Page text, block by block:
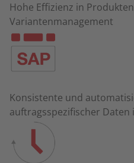
Hohe Effizienz in
Variantenmanagement
Konsistente und
auftragsspezifischer Daten